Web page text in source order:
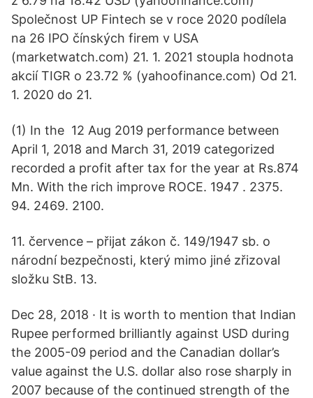
Společnost UP Fintech se v roce 2020 podílela
na 26 IPO čínských firem v USA
(marketwatch.com) 21. 1. 2021 stoupla hodnota
akcií TIGR o 23.72 % (yahoofinance.com) Od 21.
1. 2020 do 21.
(1) In the 12 Aug 2019 performance between
April 1, 2018 and March 31, 2019 categorized
recorded a profit after tax for the year at Rs.874
Mn. With the rich improve ROCE. 1947 . 2375.
94. 2469. 2100.
11. července – přijat zákon č. 149/1947 sb. o
národní bezpečnosti, který mimo jiné zřizoval
složku StB. 13.
Dec 28, 2018 · It is worth to mention that Indian
Rupee performed brilliantly against USD during
the 2005-09 period and the Canadian dollar’s
value against the U.S. dollar also rose sharply in
2007 because of the continued strength of the